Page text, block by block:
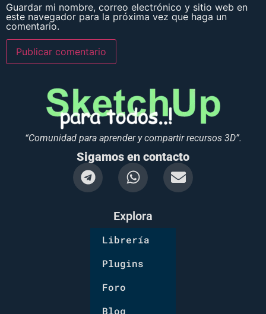
Guardar mi nombre, correo electrónico y sitio web en
este navegador para la próxima vez que haga un
comentario.
“Comunidad para aprender y compartir recursos 3D”.
Sigamos en contacto
Explora
Librería
Plugins
Foro
Blog